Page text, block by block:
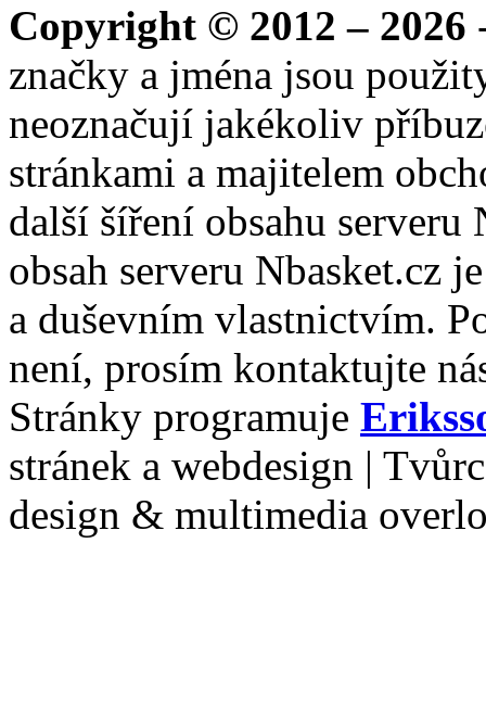
Copyright © 2012 – 2026
značky a jména jsou
neoznačují jakékoliv
stránkami a majitelem
další šíření obsahu serveru
obsah serveru Nbasket.cz
a duševním vlastnictvím.
není, prosím kontaktujte
Stránky programuje
stránek a webdesign |
design & multimedia